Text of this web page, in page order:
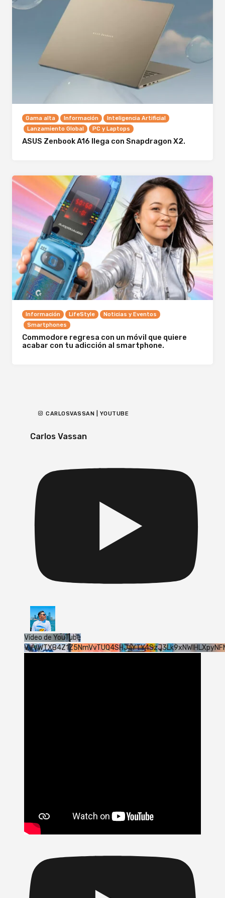
Gama alta Información
Inteligencia Artificial
Lanzamiento Global
PC y Laptops
ASUS Zenbook A16 llega con Snapdragon X2.
Información LifeStyle
Noticias y Eventos
Smartphones
Commodore regresa con un móvil que quiere
acabar con tu adicción al smartphone.
CARLOSVASSAN | YOUTUBE
Carlos Vassan
Vídeo de YouTube